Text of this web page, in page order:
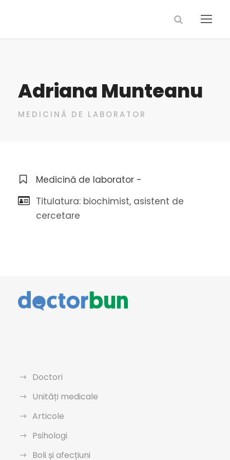
Adriana Munteanu
MEDICINĂ DE LABORATOR
Medicină de laborator -
Titulatura: biochimist, asistent de
cercetare
Doctori
Unități medicale
Articole
Psihologi
Boli și afecțiuni